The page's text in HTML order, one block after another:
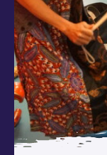
KARATE
VOOR
In de sportieve
deelnemers
met